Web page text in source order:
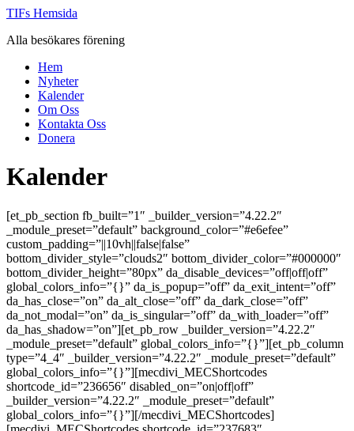
Hoppa
innehåll
TIFs Hemsida
Alla besökares förening
Hem
Nyheter
Kalender
Om Oss
Kontakta Oss
Donera
Kalender
[et_pb_section fb_built=”1″ _builder_version=”4.22.2″
_module_preset=”default” background_color=”#e6efee”
custom_padding=”||10vh||false|false”
bottom_divider_style=”clouds2″ bottom_divider_color=”#000000″
bottom_divider_height=”80px” da_disable_devices=”off|off|off”
global_colors_info=”{}” da_is_popup=”off” da_exit_intent=”off”
da_has_close=”on” da_alt_close=”off” da_dark_close=”off”
da_not_modal=”on” da_is_singular=”off” da_with_loader=”off”
da_has_shadow=”on”][et_pb_row _builder_version=”4.22.2″
_module_preset=”default” global_colors_info=”{}”][et_pb_column
type=”4_4″ _builder_version=”4.22.2″ _module_preset=”default”
global_colors_info=”{}”][mecdivi_MECShortcodes
shortcode_id=”236656″ disabled_on=”on|off|off”
_builder_version=”4.22.2″ _module_preset=”default”
global_colors_info=”{}”][/mecdivi_MECShortcodes]